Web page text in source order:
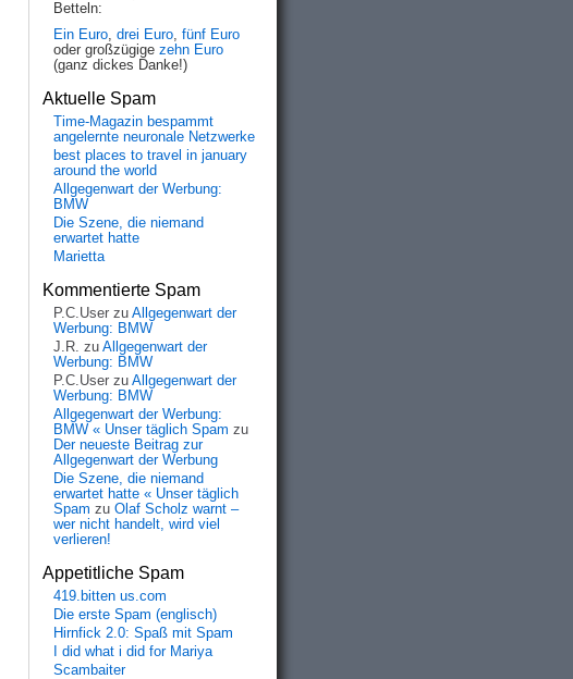
Betteln:
Ein Euro, drei Euro, fünf Euro
oder großzügige zehn Euro
(ganz dickes Danke!)
Aktuelle Spam
Time-Magazin bespammt
angelernte neuronale Netzwerke
best places to travel in january
around the world
Allgegenwart der Werbung:
BMW
Die Szene, die niemand
erwartet hatte
Marietta
Kommentierte Spam
P.C.User zu Allgegenwart der
Werbung: BMW
J.R. zu Allgegenwart der
Werbung: BMW
P.C.User zu Allgegenwart der
Werbung: BMW
Allgegenwart der Werbung:
BMW « Unser täglich Spam zu
Der neueste Beitrag zur
Allgegenwart der Werbung
Die Szene, die niemand
erwartet hatte « Unser täglich
Spam zu Olaf Scholz warnt –
wer nicht handelt, wird viel
verlieren!
Appetitliche Spam
419.bitten us.com
Die erste Spam (englisch)
Hirnfick 2.0: Spaß mit Spam
I did what i did for Mariya
Scambaiter